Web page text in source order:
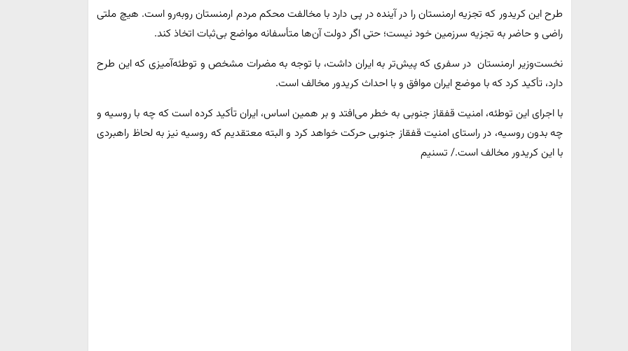
طرح این کریدور که تجزیه ارمنستان را در آینده در پی دارد با مخالفت محکم مردم ارمنستان روبه‌رو است. هیچ ملتی
راضی و حاضر به تجزیه سرزمین خود نیست؛ حتی اگر دولت آن‌ها متأسفانه مواضع بی‌ثبات اتخاذ کند.
نخست‌وزیر ارمنستان در سفری که پیش‌تر به ایران داشت، با توجه به مضرات مشخص و توطئه‌آمیزی که این طرح
دارد، تأکید کرد که با موضع ایران موافق و با احداث کریدور مخالف است.
با اجرای این توطئه، امنیت قفقاز جنوبی به خطر می‌افتد و بر همین اساس، ایران تأکید کرده است که چه با روسیه و
چه بدون روسیه، در راستای امنیت قفقاز جنوبی حرکت خواهد کرد و البته معتقدیم که روسیه نیز به لحاظ راهبردی
با این کریدور مخالف است./ تسنیم